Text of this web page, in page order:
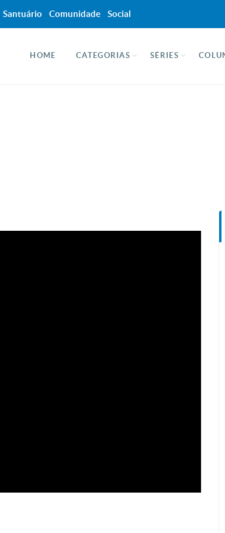
HOME CATEGORIAS SÉRIES
Santuário Comunidade Social